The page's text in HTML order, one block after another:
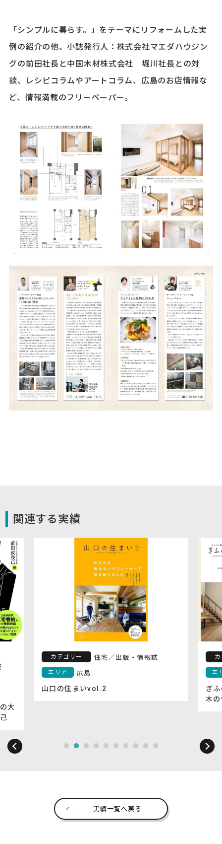
「シンプルに暮らす。」をテーマにリフォームした実
例の紹介の他、小誌発行人：株式会社マエダハウジン
グの前田社長と中国木材株式会社 堀川社長との対
談、レシピコラムやアートコラム、広島のお店情報な
ど、情報満載のフリーペーパー。
関連する実績
大
カテゴリー 住宅／ 出版・情報誌
エリア 広島
山口の住まいvol.2
エ
ぎ
木
実績一覧へ戻る